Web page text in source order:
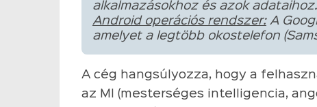
alkalmazásokhoz és azok adataihoz.
Android operációs rendszer:A
amelyet a legtöbb okostelefon
A cég hangsúlyozza, hogy a
az MI (mesterséges intelligencia,